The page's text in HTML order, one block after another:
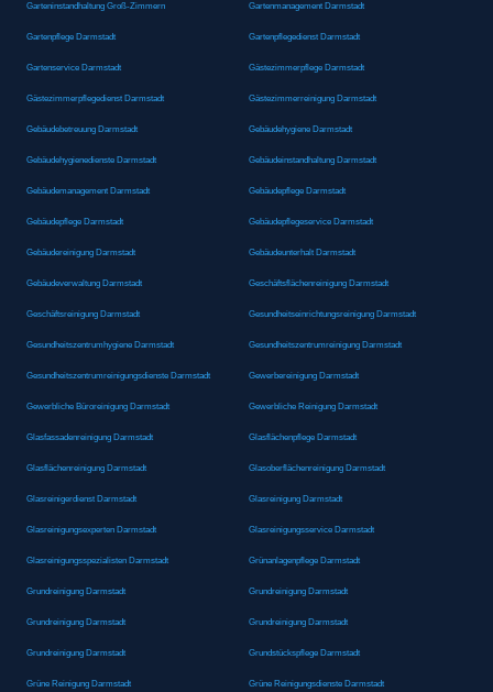
Garteninstandhaltung Groß-Zimmern Gartenmanagement Darmstadt
Gartenpflege Darmstadt Gartenpflegedienst Darmstadt
Gartenservice Darmstadt Gästezimmerpflege Darmstadt
Gästezimmerpflegedienst Darmstadt Gästezimmerreinigung Darmstadt
Gebäudebetreuung Darmstadt Gebäudehygiene Darmstadt
Gebäudehygienedienste Darmstadt Gebäudeinstandhaltung Darmstadt
Gebäudemanagement Darmstadt Gebäudepflege Darmstadt
Gebäudepflege Darmstadt Gebäudepflegeservice Darmstadt
Gebäudereinigung Darmstadt Gebäudeunterhalt Darmstadt
Gebäudeverwaltung Darmstadt Geschäftsflächenreinigung Darmstadt
Geschäftsreinigung Darmstadt Gesundheitseinrichtungsreinigung Darmstadt
Gesundheitszentrumhygiene Darmstadt Gesundheitszentrumreinigung Darmstadt
Gesundheitszentrumreinigungsdienste Darmstadt Gewerbereinigung Darmstadt
Gewerbliche Büroreinigung Darmstadt Gewerbliche Reinigung Darmstadt
Glasfassadenreinigung Darmstadt Glasflächenpflege Darmstadt
Glasflächenreinigung Darmstadt Glasoberflächenreinigung Darmstadt
Glasreinigerdienst Darmstadt Glasreinigung Darmstadt
Glasreinigungsexperten Darmstadt Glasreinigungsservice Darmstadt
Glasreinigungsspezialisten Darmstadt Grünanlagenpflege Darmstadt
Grundreinigung Darmstadt Grundreinigung Darmstadt
Grundreinigung Darmstadt Grundreinigung Darmstadt
Grundreinigung Darmstadt Grundstückspflege Darmstadt
Grüne Reinigung Darmstadt Grüne Reinigungsdienste Darmstadt